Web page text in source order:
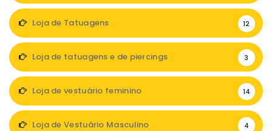
Loja de Tatuagens 12
Loja de tatuagens e de piercings 3
Loja de vestuário feminino 14
Loja de Vestuário Masculino 4